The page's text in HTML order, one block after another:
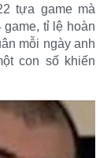
tựa game mà
tỉ lệ hoàn
mỗi ngày anh
con số khiến